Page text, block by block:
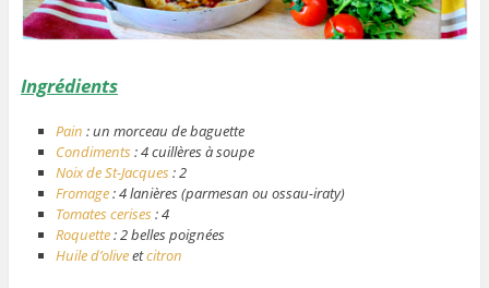
Ingrédients
Pain : un morceau de baguette
Condiments: 4 cuillères à soupe
Noix de St-Jacques: 2
Fromage: 4 lanières (parmesan ou ossau-iraty)
Tomates cerises: 4
Roquette: 2 belles poignées
Huile d’oliveetcitron